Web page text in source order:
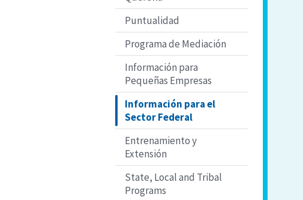
Puntualidad
Programa de Mediación
Información para
Pequeñas Empresas
Información para el
Sector Federal
Entrenamiento y
Extensión
State, Local and Tribal
Programs